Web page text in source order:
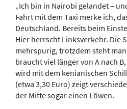
„Ich bin in Nairobi gelandet –
Fahrt mit dem Taxi merke ich,
Deutschland. Bereits beim
Hier herrscht Linksverkehr. Die
mehrspurig, trotzdem steht
braucht viel länger von A nach
wird mit dem kenianischen
(etwa 3,30 Euro) zeigt
der Mitte sogar einen Löwen.